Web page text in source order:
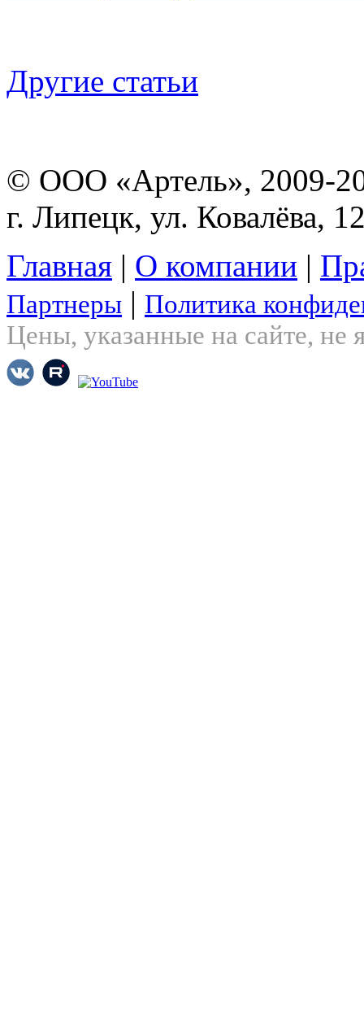
Другие статьи
© ООО «Артель», 2009-
г. Липецк, ул. Ковалёва,
Главная | О компании |
Партнеры | Политика
Цены, указанные на сайте, не